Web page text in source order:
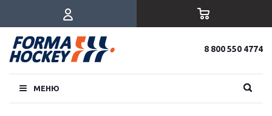
8 800 550 4774
МЕНЮ